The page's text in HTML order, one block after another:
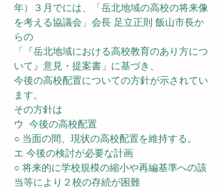
年）３月でには、「岳北地域の高校の将来像
を考える協議会」会長 足立正則 飯山市長か
らの
「『岳北地域における高校教育のあり方につ
いて』意見・提案書」に基づき、
今後の高校配置についての方針が示されてい
ます。
その方針は
ウ  今後の高校配置
○ 当面の間、現状の高校配置を維持する。
エ 今後の検討が必要な計画
○ 将来的に学校規模の縮小や再編基準への該
当等により２校の存続が困難